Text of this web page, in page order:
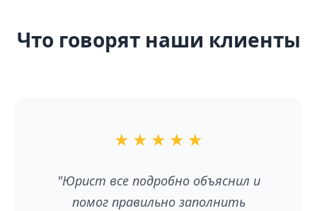
Что говорят наши клиенты
★ ★ ★ ★ ★
"Юрист все подробно объяснил и
помог правильно заполнить